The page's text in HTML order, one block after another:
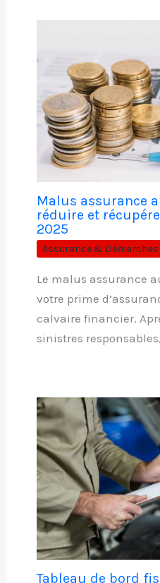
Malus assurance
réduire et
2025
Assurance & Démarches
Le malus assurance
votre prime
calvaire financier.
sinistres
Tableau de bord